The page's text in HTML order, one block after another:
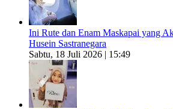
Ini Rute dan Enam Maskapai yang
Husein Sastranegara
Sabtu, 18 Juli 2026 | 15:49